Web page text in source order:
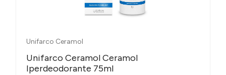
Unifarco Ceramol
Unifarco Ceramol Ceramol
Iperdeodorante 75ml